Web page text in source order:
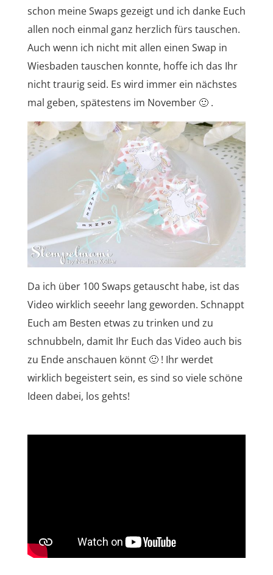
schon meine Swaps gezeigt und ich danke Euch
allen noch einmal ganz herzlich fürs tauschen.
Auch wenn ich nicht mit allen einen Swap in
Wiesbaden tauschen konnte, hoffe ich das Ihr
nicht traurig seid. Es wird immer ein nächstes
mal geben, spätestens im November 🙂 .
Da ich über 100 Swaps getauscht habe, ist das
Video wirklich seeehr lang geworden. Schnappt
Euch am Besten etwas zu trinken und zu
schnubbeln, damit Ihr Euch das Video auch bis
zu Ende anschauen könnt 🙂 ! Ihr werdet
wirklich begeistert sein, es sind so viele schöne
Ideen dabei, los gehts!